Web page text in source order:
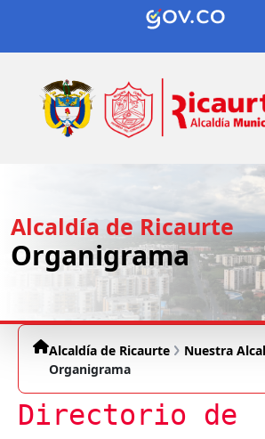
Alcaldía de Ricaurte
Organigrama
Alcaldía de Ricaurte
Nuestra
Organigrama
​Directorio de